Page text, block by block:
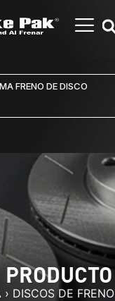
DE DISCO
PRODUCTO
› DISCOS DE FRENO